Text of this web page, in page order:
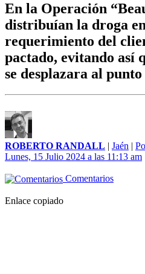
En la Operación
distribuían la droga
requerimiento del
pactado, evitando así
se desplazara al
ROBERTO RANDALL | Jaén |
Lunes, 15 Julio 2024 a las 11:13 am
Comentarios
Enlace copiado